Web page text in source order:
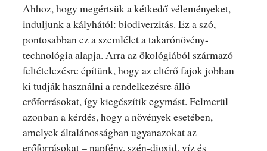
Ahhoz, hogy megértsük a kétkedő véleményeket,
induljunk a kályhától: biodiverzitás. Ez a szó,
pontosabban ez a szemlélet a takarónövény-
technológia alapja. Arra az ökológiából származó
feltételezésre építünk, hogy az eltérő fajok jobban
ki tudják használni a rendelkezésre álló
erőforrásokat, így kiegészítik egymást. Felmerül
azonban a kérdés, hogy a növények esetében,
amelyek általánosságban ugyanazokat az
erőforrásokat – napfény, szén-dioxid, víz és